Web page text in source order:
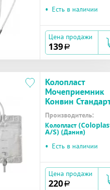
(5161)
• Есть в наличии
Цена продажи
139a
Колопласт
Мочеприемник
Конвин
прикроватный
(ночной) со
сливом, трубка
(5062)
Производитель:
Колопласт
A/S) (Дания)
• Есть в наличии
Цена продажи
220a